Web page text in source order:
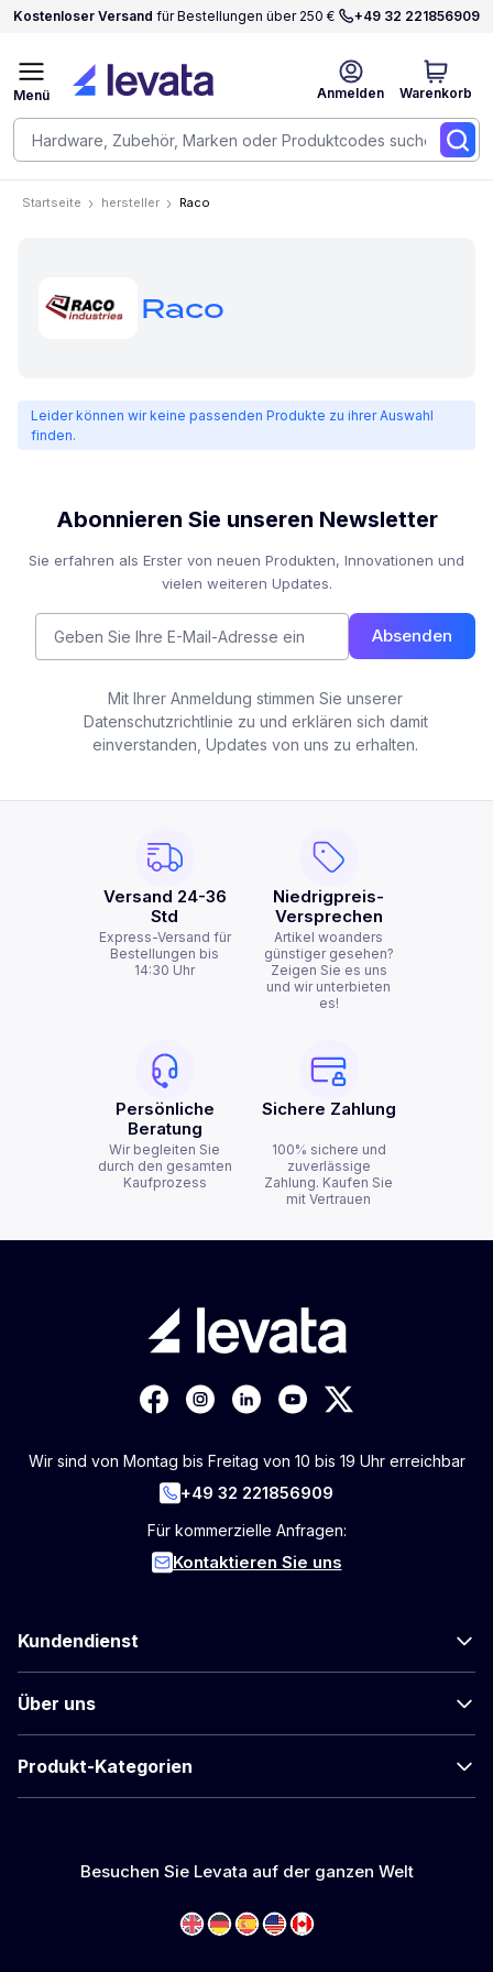
Kostenloser Versand für Bestellungen über 250 € +49 32 221856909
Anmelden Warenkorb
Menü
Startseite hersteller Raco
Raco
Leider können wir keine passenden Produkte zu ihrer Auswahl
finden.
Abonnieren Sie unseren Newsletter
Sie erfahren als Erster von neuen Produkten, Innovationen und
vielen weiteren Updates.
Absenden
Mit Ihrer Anmeldung stimmen Sie unserer
Datenschutzrichtlinie zu und erklären sich damit
einverstanden, Updates von uns zu erhalten.
Versand 24-36
Std
Express-Versand für
Bestellungen bis
14:30 Uhr
Niedrigpreis-
Versprechen
Artikel woanders
günstiger gesehen?
Zeigen Sie es uns
und wir unterbieten
es!
Persönliche
Beratung
Wir begleiten Sie
durch den gesamten
Kaufprozess
Sichere Zahlung
100% sichere und
zuverlässige
Zahlung. Kaufen Sie
mit Vertrauen
Wir sind von Montag bis Freitag von 10 bis 19 Uhr erreichbar
+49 32 221856909
Für kommerzielle Anfragen:
Kontaktieren Sie uns
Kundendienst
Über uns
Produkt-Kategorien
Besuchen Sie Levata auf der ganzen Welt